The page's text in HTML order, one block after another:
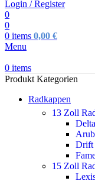
Login / Register
0
0
0 items 0,00 €
Menu
0 items
Produkt Kategorien
Radkappen
13 Zoll
Drift
15 Zoll